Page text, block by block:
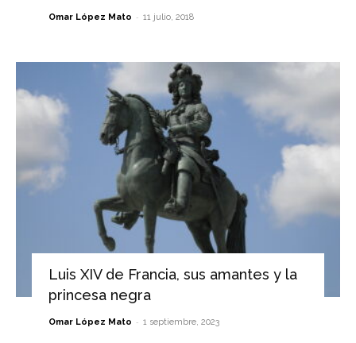
Omar López Mato - 11 julio, 2018
Luis XIV de Francia, sus amantes y la
princesa negra
Omar López Mato - 1 septiembre, 2023